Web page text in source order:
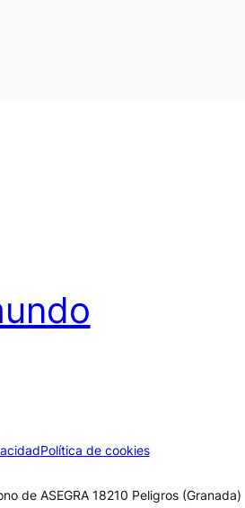
Política de cookies
de ASEGRA 18210 Peligros (Granada)